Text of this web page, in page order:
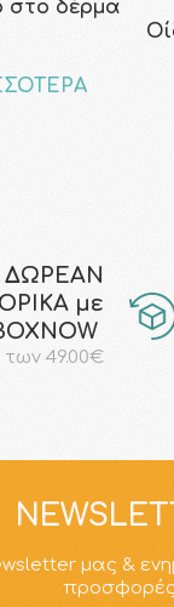
στο δέρμα
ΔΩΡΕΑΝ
με
49.00€
μας &